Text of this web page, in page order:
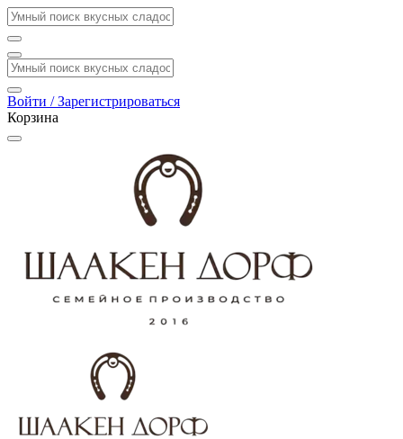
Войти / Зарегистрироваться
Корзина